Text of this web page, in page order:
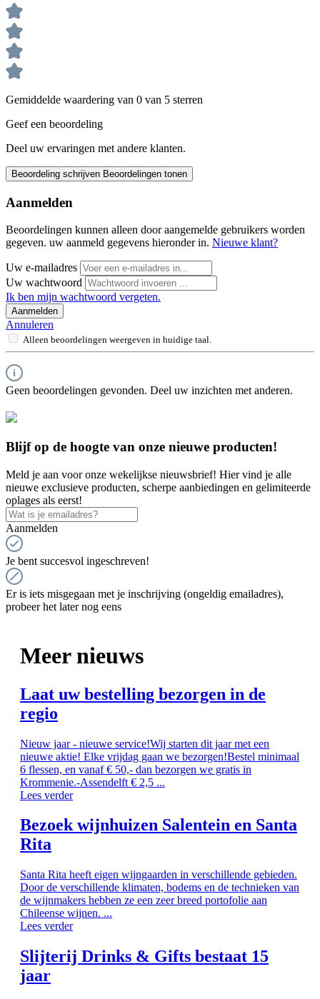
Gemiddelde waardering van 0 van 5 sterren
Geef een beoordeling
Deel uw ervaringen met andere klanten.
Beoordeling schrijven Beoordelingen tonen
Aanmelden
Beoordelingen kunnen alleen door aangemelde gebruikers worden
gegeven. uw aanmeld gegevens hieronder in. Nieuwe klant?
Uw e-mailadres
Uw wachtwoord
Ik ben mijn wachtwoord vergeten.
Aanmelden
Annuleren
Alleen beoordelingen weergeven in huidige taal.
Geen beoordelingen gevonden. Deel uw inzichten met anderen.
Blijf op de hoogte van onze nieuwe producten!
Meld je aan voor onze wekelijkse nieuwsbrief! Hier vind je alle
nieuwe exclusieve producten, scherpe aanbiedingen en gelimiteerde
oplages als eerst!
Aanmelden
Je bent succesvol ingeschreven!
Er is iets misgegaan met je inschrijving (ongeldig emailadres),
probeer het later nog eens
Meer nieuws
Laat uw bestelling bezorgen in de
regio
Nieuw jaar - nieuwe service!Wij starten dit jaar met een
nieuwe aktie! Elke vrijdag gaan we bezorgen!Bestel minimaal
6 flessen, en vanaf € 50,- dan bezorgen we gratis in
Krommenie.-Assendelft € 2,5 ...
Lees verder
Bezoek wijnhuizen Salentein en Santa
Rita
Santa Rita heeft eigen wijngaarden in verschillende gebieden.
Door de verschillende klimaten, bodems en de technieken van
de wijnmakers hebben ze een zeer breed portofolie aan
Chileense wijnen. ...
Lees verder
Slijterij Drinks & Gifts bestaat 15
jaar